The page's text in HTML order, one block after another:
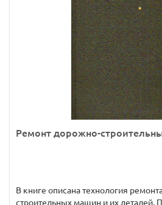
Ремонт дорожно-
В книге описана технология
строительных машин и их деталей.